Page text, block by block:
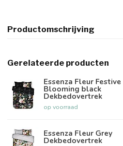
Productomschrijving
Gerelateerde producten
Essenza Fleur Festive
Blooming black
Dekbedovertrek
op voorraad
Essenza Fleur Grey
Dekbedovertrek